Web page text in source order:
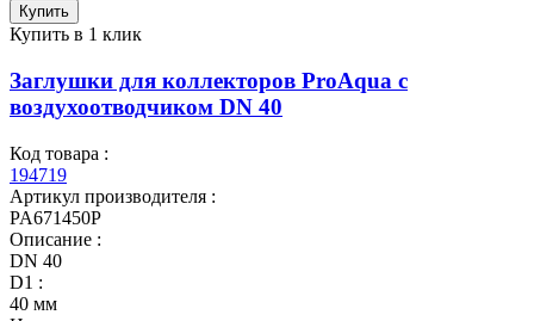
Купить
Купить в 1 клик
Заглушки для коллекторов ProAqua с
воздухоотводчиком DN 40
Код товара :
194719
Артикул производителя :
PA671450P
Описание :
DN 40
D1 :
40 мм